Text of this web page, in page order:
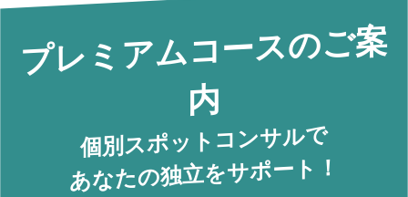
プレミアムコースのご案
内
個別スポットコンサルで
あなたの独立をサポート！